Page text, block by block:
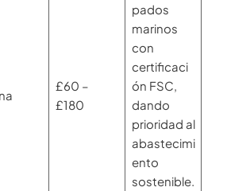
£60 –
£180
pados
marinos
con
certificaci
ón FSC,
dando
prioridad al
abastecimi
ento
sostenible.